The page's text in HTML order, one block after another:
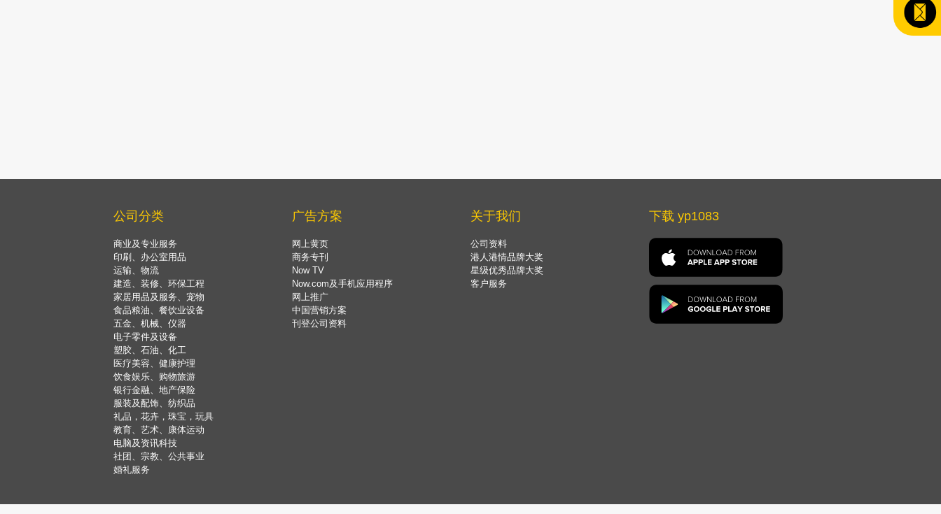
公司分类
商业及专业服务
印刷、办公室用品
运输、物流
建造、装修、环保工程
家居用品及服务、宠物
食品粮油、餐饮业设备
五金、机械、仪器
电子零件及设备
塑胶、石油、化工
医疗美容、健康护理
饮食娱乐、购物旅游
银行金融、地产保险
服装及配饰、纺织品
礼品，花卉，珠宝，玩具
教育、艺术、康体运动
电脑及资讯科技
社团、宗教、公共事业
婚礼服务
广告方案
网上黄页
商务专刊
Now TV
Now.com及手机应用程序
网上推广
中国营销方案
刊登公司资料
关于我们
公司资料
港人港情品牌大奖
星级优秀品牌大奖
客户服务
下载 yp1083